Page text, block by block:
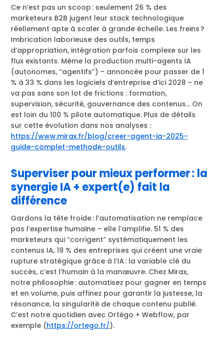
Ce n’est pas un scoop : seulement 26 % des
marketeurs B2B jugent leur stack technologique
réellement apte à scaler à grande échelle. Les freins ?
Imbrication laborieuse des outils, temps
d’appropriation, intégration parfois complexe sur les
flux existants. Même la production multi-agents IA
(autonomes, “agentifs”) – annoncée pour passer de 1
% à 33 % dans les logiciels d’entreprise d’ici 2028 – ne
va pas sans son lot de frictions : formation,
supervision, sécurité, gouvernance des contenus… On
est loin du 100 % pilote automatique. Plus de détails
sur cette évolution dans nos analyses :
https://www.mirax.fr/blog/creer-agent-ia-2025-
guide-complet-methode-outils.
Superviser pour mieux performer : la
synergie IA + expert(e) fait la
différence
Gardons la tête froide : l’automatisation ne remplace
pas l’expertise humaine – elle l’amplifie. 51 % des
marketeurs qui “corrigent” systématiquement les
contenus IA, 19 % des entreprises qui créent une vraie
rupture stratégique grâce à l’IA : la variable clé du
succès, c’est l’humain à la manœuvre. Chez Mirax,
notre philosophie : automatisez pour gagner en temps
et en volume, puis affinez pour garantir la justesse, la
résonance, la singularité de chaque contenu publié.
C’est notre quotidien avec Ortégo + Webflow, par
exemple (https://ortego.fr/).